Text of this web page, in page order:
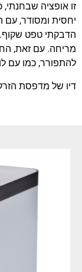
זו אופציה
יחסית ומסודר,
הדבקתי טפט שקוף.
מריחה. עם זאת,
להתפורר, כמו עם
דיו של מדפסת